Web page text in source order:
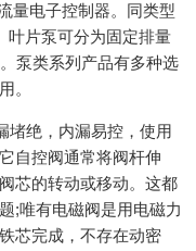
量电子控制器。同类型
叶片泵可分为固定排量
泵类系列产品有多种选
。
堵绝，内漏易控，使用
自控阀通常将阀杆伸
芯的转动或移动。这都
;唯有电磁阀是用电磁力
芯完成，不存在动密